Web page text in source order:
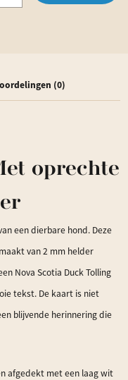
(0)
oprechte
een dierbare hond. Deze
van 2 mm helder
Nova Scotia Duck Tolling
tekst. De kaart is niet
blijvende herinnering die
afgedekt met een laag wit